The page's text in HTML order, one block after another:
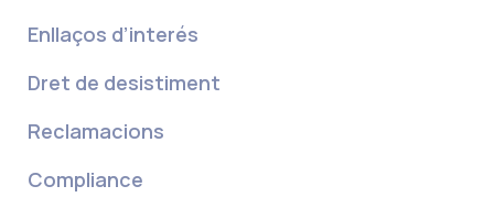
Enllaços d’interés
Dret de desistiment
Reclamacions
Compliance